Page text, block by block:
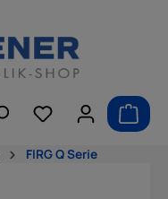
FIRG Q Serie